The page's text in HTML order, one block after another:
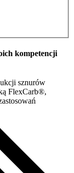
kompetencji
sznurów
FlexCarb®,